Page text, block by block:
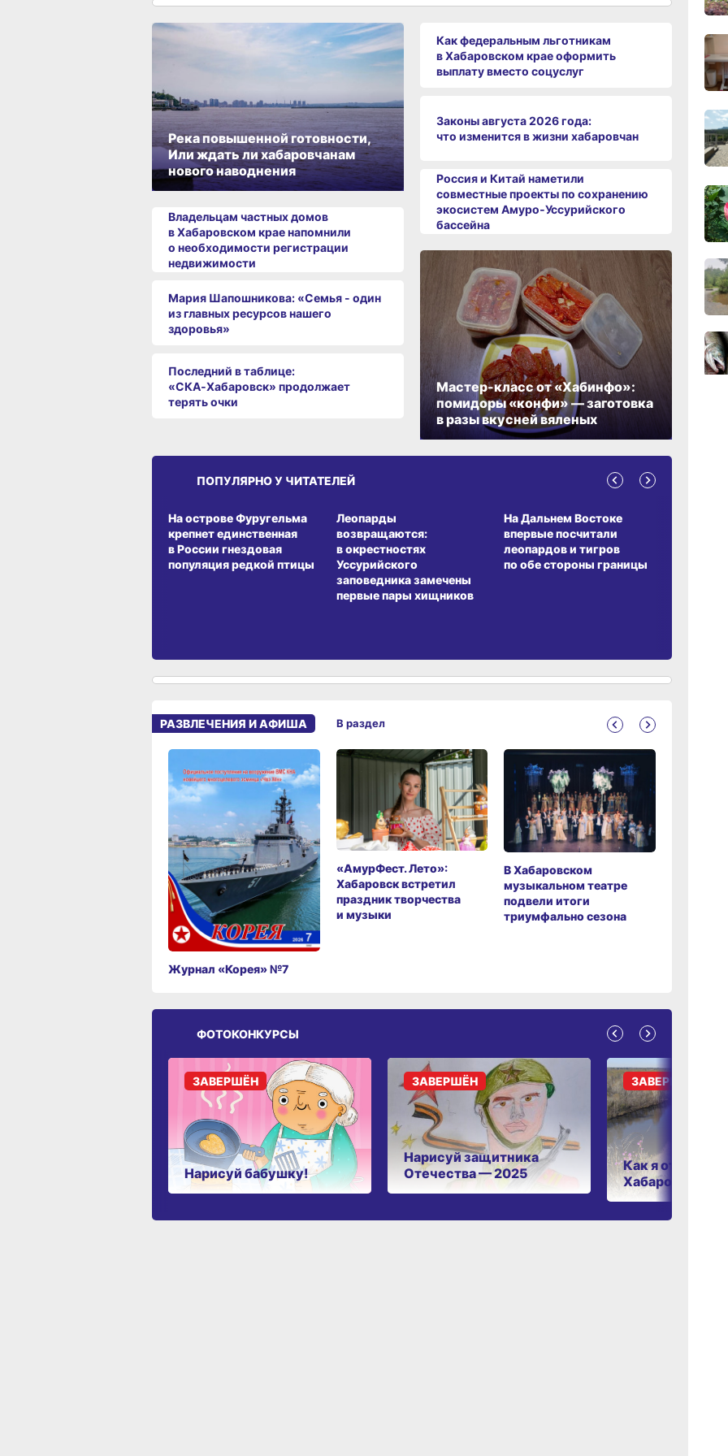
Река повышенной готовности,
Или ждать ли хабаровчанам
нового наводнения
Владельцам частных домов
в Хабаровском крае напомнили
о необходимости регистрации
недвижимости
Мария Шапошникова: «Семья - один
из главных ресурсов нашего
здоровья»
Последний в таблице:
«СКА‑Хабаровск» продолжает
терять очки
Как федеральным льготникам
в Хабаровском крае оформить
выплату вместо соцуслуг
Законы августа 2026 года:
что изменится в жизни хабаровчан
Россия и Китай наметили
совместные проекты по сохранению
экосистем Амуро‑Уссурийского
бассейна
Мастер-класс от «Хабинфо»:
помидоры «конфи» — заготовка
в разы вкусней вяленых
ПОПУЛЯРНО У ЧИТАТЕЛЕЙ
На острове Фуругельма
крепнет единственная
в России гнездовая
популяция редкой птицы
Леопарды
возвращаются:
в окрестностях
Уссурийского
заповедника замечены
первые пары хищников
На Дальнем Востоке
впервые посчитали
леопардов и тигров
по обе стороны границы
РАЗВЛЕЧЕНИЯ И АФИША
Журнал «Корея» №7
«АмурФест. Лето»:
Хабаровск встретил
праздник творчества
и музыки
В Хабаровском
музыкальном театре
подвели итоги
триумфально сезона
В раздел
ФОТОКОНКУРСЫ
Нарисуй бабушку!
ЗАВЕРШЁН
Нарисуй защитника
Отечества — 2025
ЗАВЕРШЁН
Как я отдыхаю в
Хабаровском
ЗАВЕРШЁН
16:17,
15:44,